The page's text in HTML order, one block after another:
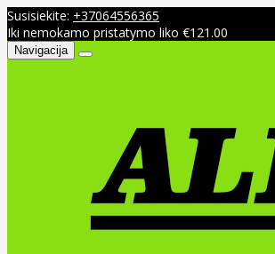
Susisiekite: +37064556365
Iki nemokamo pristatymo liko €121.00
Navigacija